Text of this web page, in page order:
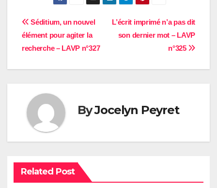
Navigation
de
l’article
L’écrit imprimé n’a pas dit
son dernier mot – LAVP
n°325
Séditium, un nouvel
élément pour agiter la
recherche – LAVP n°327
ByJocelyn Peyret
Related Post